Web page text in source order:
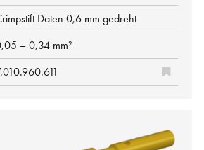
Daten 0,6 mm gedreht
– 0,34 mm²